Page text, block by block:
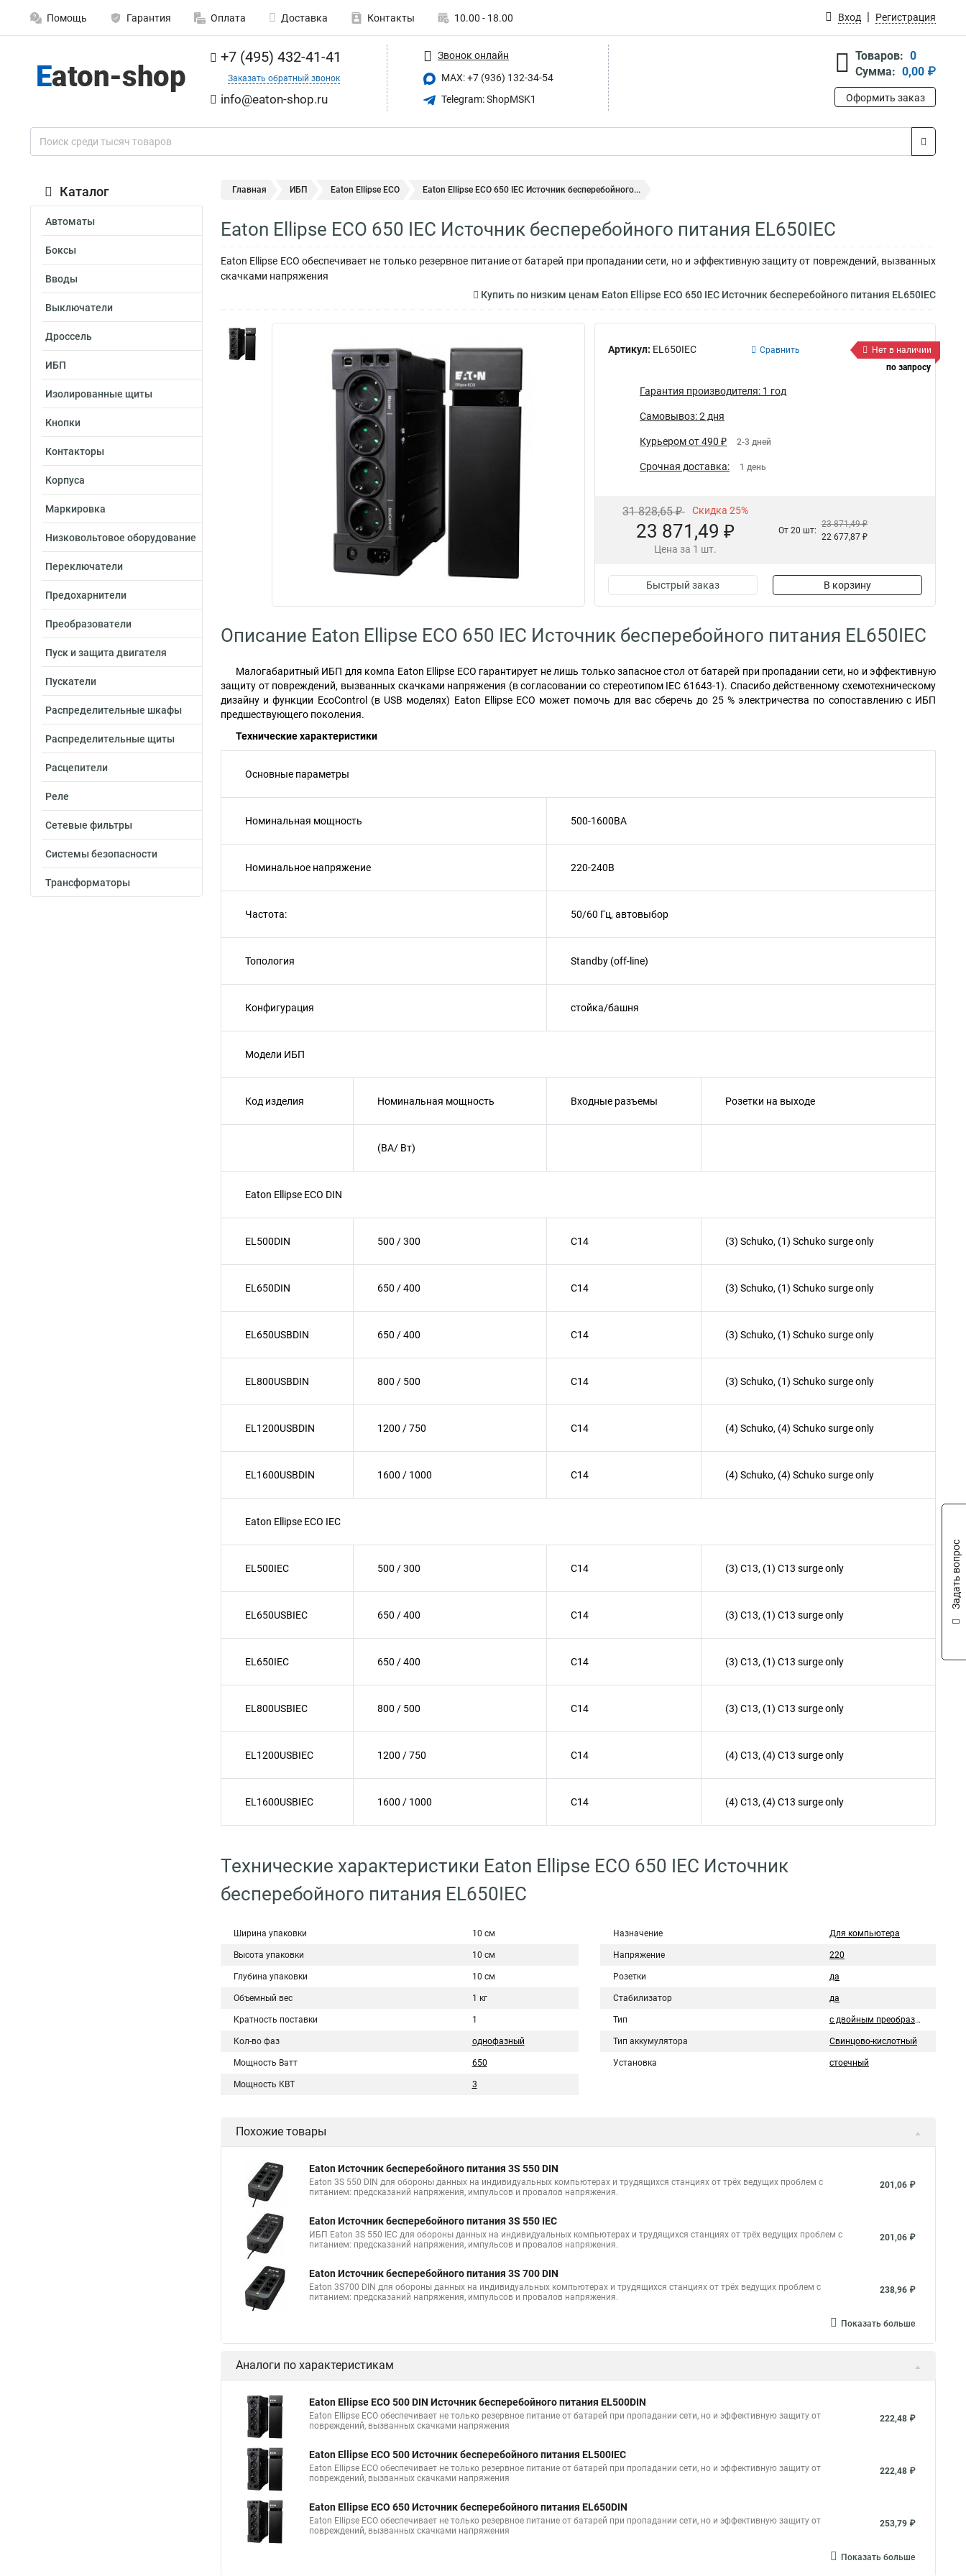
Помощь Гарантия Оплата Доставка Контакты 10.00 - 18.00 Вход Регистрация
+7 (495) 432-41-41
Заказать обратный звонок
info@eaton-shop.ru
Звонок онлайн
MAX: +7 (936) 132-34-54
Telegram: ShopMSK1
Товаров: 0
Сумма: 0,00 ₽
Оформить заказ
Каталог
Автоматы
Боксы
Вводы
Выключатели
Дроссель
ИБП
Изолированные щиты
Кнопки
Контакторы
Корпуса
Маркировка
Низковольтовое оборудование
Переключатели
Предохарнители
Преобразователи
Пуск и защита двигателя
Пускатели
Распределительные шкафы
Распределительные щиты
Расцепители
Реле
Сетевые фильтры
Системы безопасности
Трансформаторы
Главная ИБП Eaton Ellipse ECO Eaton Ellipse ECO 650 IEC Источник бесперебойного...
Eaton Ellipse ECO 650 IEC Источник бесперебойного питания EL650IEC
Eaton Ellipse ECO обеспечивает не только резервное питание от батарей при пропадании сети, но и эффективную защиту от повреждений, вызванных
скачками напряжения
Купить по низким ценам Eaton Ellipse ECO 650 IEC Источник бесперебойного питания EL650IEC
Артикул: EL650IEC Сравнить
Нет в наличии
по запросу
Гарантия производителя: 1 год
Самовывоз: 2 дня
Курьером от 490 ₽ 2-3 дней
Срочная доставка: 1 день
31 828,65 ₽ Скидка 25%
23 871,49 ₽
Цена за 1 шт.
От 20 шт:
23 871,49 ₽
22 677,87 ₽
Быстрый заказ В корзину
Описание Eaton Ellipse ECO 650 IEC Источник бесперебойного питания EL650IEC
Малогабаритный ИБП для компа Eaton Ellipse ECO гарантирует не лишь только запасное стол от батарей при пропадании сети, но и эффективную
защиту от повреждений, вызванных скачками напряжения (в согласовании со стереотипом IEC 61643-1). Спасибо действенному схемотехническому
дизайну и функции EcoControl (в USB моделях) Eaton Ellipse ECO может помочь для вас сберечь до 25 % электричества по сопоставлению с ИБП
предшествующего поколения.
Технические характеристики
Основные параметры
Номинальная мощность 500-1600ВА
Номинальное напряжение 220-240В
Частота: 50/60 Гц, автовыбор
Топология Standby (off-line)
Конфигурация стойка/башня
Модели ИБП
Код изделия Номинальная мощность Входные разъемы Розетки на выходе
(ВА/ Вт)
Eaton Ellipse ECO DIN
EL500DIN 500 / 300 C14 (3) Schuko, (1) Schuko surge only
EL650DIN 650 / 400 C14 (3) Schuko, (1) Schuko surge only
EL650USBDIN 650 / 400 C14 (3) Schuko, (1) Schuko surge only
EL800USBDIN 800 / 500 C14 (3) Schuko, (1) Schuko surge only
EL1200USBDIN 1200 / 750 C14 (4) Schuko, (4) Schuko surge only
EL1600USBDIN 1600 / 1000 C14 (4) Schuko, (4) Schuko surge only
Eaton Ellipse ECO IEC
EL500IEC 500 / 300 C14 (3) C13, (1) C13 surge only
EL650USBIEC 650 / 400 C14 (3) C13, (1) C13 surge only
EL650IEC 650 / 400 C14 (3) C13, (1) C13 surge only
EL800USBIEC 800 / 500 C14 (3) C13, (1) C13 surge only
EL1200USBIEC 1200 / 750 C14 (4) C13, (4) C13 surge only
EL1600USBIEC 1600 / 1000 C14 (4) C13, (4) C13 surge only
Технические характеристики Eaton Ellipse ECO 650 IEC Источник
бесперебойного питания EL650IEC
Ширина упаковки 10 см
Высота упаковки 10 см
Глубина упаковки 10 см
Объемный вес 1 кг
Кратность поставки 1
Кол-во фаз однофазный
Мощность Ватт 650
Мощность КВТ 3
Назначение Для компьютера
Напряжение 220
Розетки да
Стабилизатор да
Тип с двойным преобразованием
Тип аккумулятора Свинцово-кислотный
Установка стоечный
Похожие товары
Eaton Источник бесперебойного питания 3S 550 DIN
Eaton 3S 550 DIN для обороны данных на индивидуальных компьютерах и трудящихся станциях от трёх ведущих проблем с
питанием: предсказаний напряжения, импульсов и провалов напряжения.
201,06 ₽
Eaton Источник бесперебойного питания 3S 550 IEC
ИБП Eaton 3S 550 IEC для обороны данных на индивидуальных компьютерах и трудящихся станциях от трёх ведущих проблем с
питанием: предсказаний напряжения, импульсов и провалов напряжения.
201,06 ₽
Eaton Источник бесперебойного питания 3S 700 DIN
Eaton 3S700 DIN для обороны данных на индивидуальных компьютерах и трудящихся станциях от трёх ведущих проблем с
питанием: предсказаний напряжения, импульсов и провалов напряжения.
238,96 ₽
Показать больше
Аналоги по характеристикам
Eaton Ellipse ECO 500 DIN Источник бесперебойного питания EL500DIN
Eaton Ellipse ECO обеспечивает не только резервное питание от батарей при пропадании сети, но и эффективную защиту от
повреждений, вызванных скачками напряжения
222,48 ₽
Eaton Ellipse ECO 500 Источник бесперебойного питания EL500IEC
Eaton Ellipse ECO обеспечивает не только резервное питание от батарей при пропадании сети, но и эффективную защиту от
повреждений, вызванных скачками напряжения
222,48 ₽
Eaton Ellipse ECO 650 Источник бесперебойного питания EL650DIN
Eaton Ellipse ECO обеспечивает не только резервное питание от батарей при пропадании сети, но и эффективную защиту от
повреждений, вызванных скачками напряжения
253,79 ₽
Показать больше
Задать вопрос